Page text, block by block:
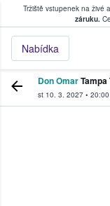
Tržiště vstupenek na živé
záruku.
Nabídka
kde
Don Omar
st 10. 3. 2027 • 20:00